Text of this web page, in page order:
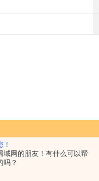
域网的朋友！有什么可以帮
吗？
藏控制室
，精度±1.7%RH（取决于探